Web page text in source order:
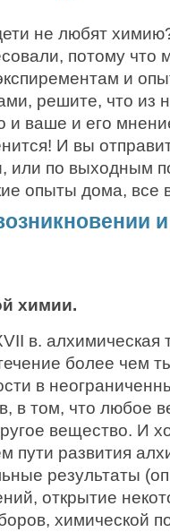
не любят
потому что
и
решите, что из
и ваше и его
И вы
или по выходным
опыты дома, все
химии.
в. алхимическая
более чем
в
в том, что любое
вещество. И
пути развития
результаты
открытие
химической